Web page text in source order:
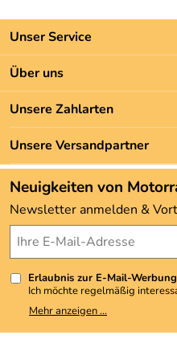
Unser Service
Kontakt
Batteriegesetz
Newsletter
Zahlung und Versand
Über uns
Unsere Bestseller
Marken
Neu
Angebote
Kundenbewertungen
4,9/5*****
Unsere Zahlarten
Unsere Versandpartner
Neuigkeiten von
Newsletter anmelden &
Erlaubnis zur E-Mail-Werbung
Ich möchte regelmäßig
Meine E-Mail-Adresse wird
weitergegeben. Zu
Mehr anzeigen ...